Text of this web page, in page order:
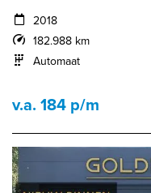
2018
182.988 km
Automaat
v.a. 184 p/m